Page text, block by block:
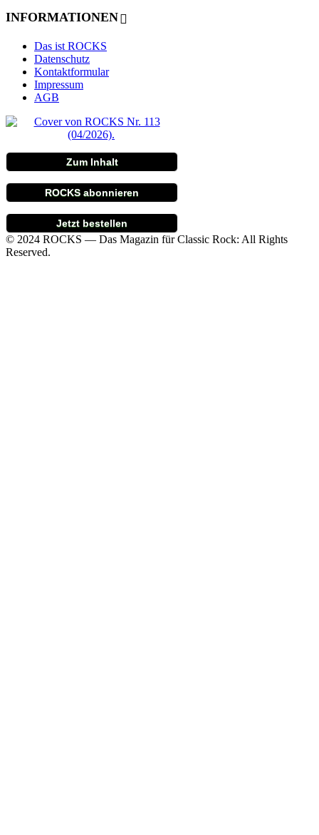
INFORMATIONEN
Das ist ROCKS
Datenschutz
Kontaktformular
Impressum
AGB
Zum Inhalt
ROCKS abonnieren
Jetzt bestellen
© 2024 ROCKS — Das Magazin für Classic Rock: All Rights
Reserved.